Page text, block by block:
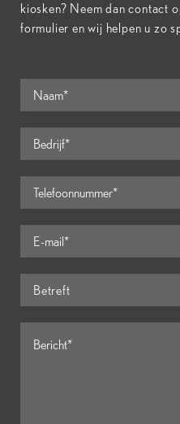
kiosken? Neem dan contact
formulier en wij helpen u zo
Betreft